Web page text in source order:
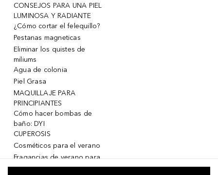
CONSEJOS PARA UNA PIEL
LUMINOSA Y RADIANTE
¿Cómo cortar el felequillo?
Pestanas magneticas
Eliminar los quistes de
miliums
Agua de colonia
Piel Grasa
MAQUILLAJE PARA
PRINCIPIANTES
Cómo hacer bombas de
baño: DYI
CUPEROSIS
Cosméticos para el verano
Fragancias de verano para
mujeres